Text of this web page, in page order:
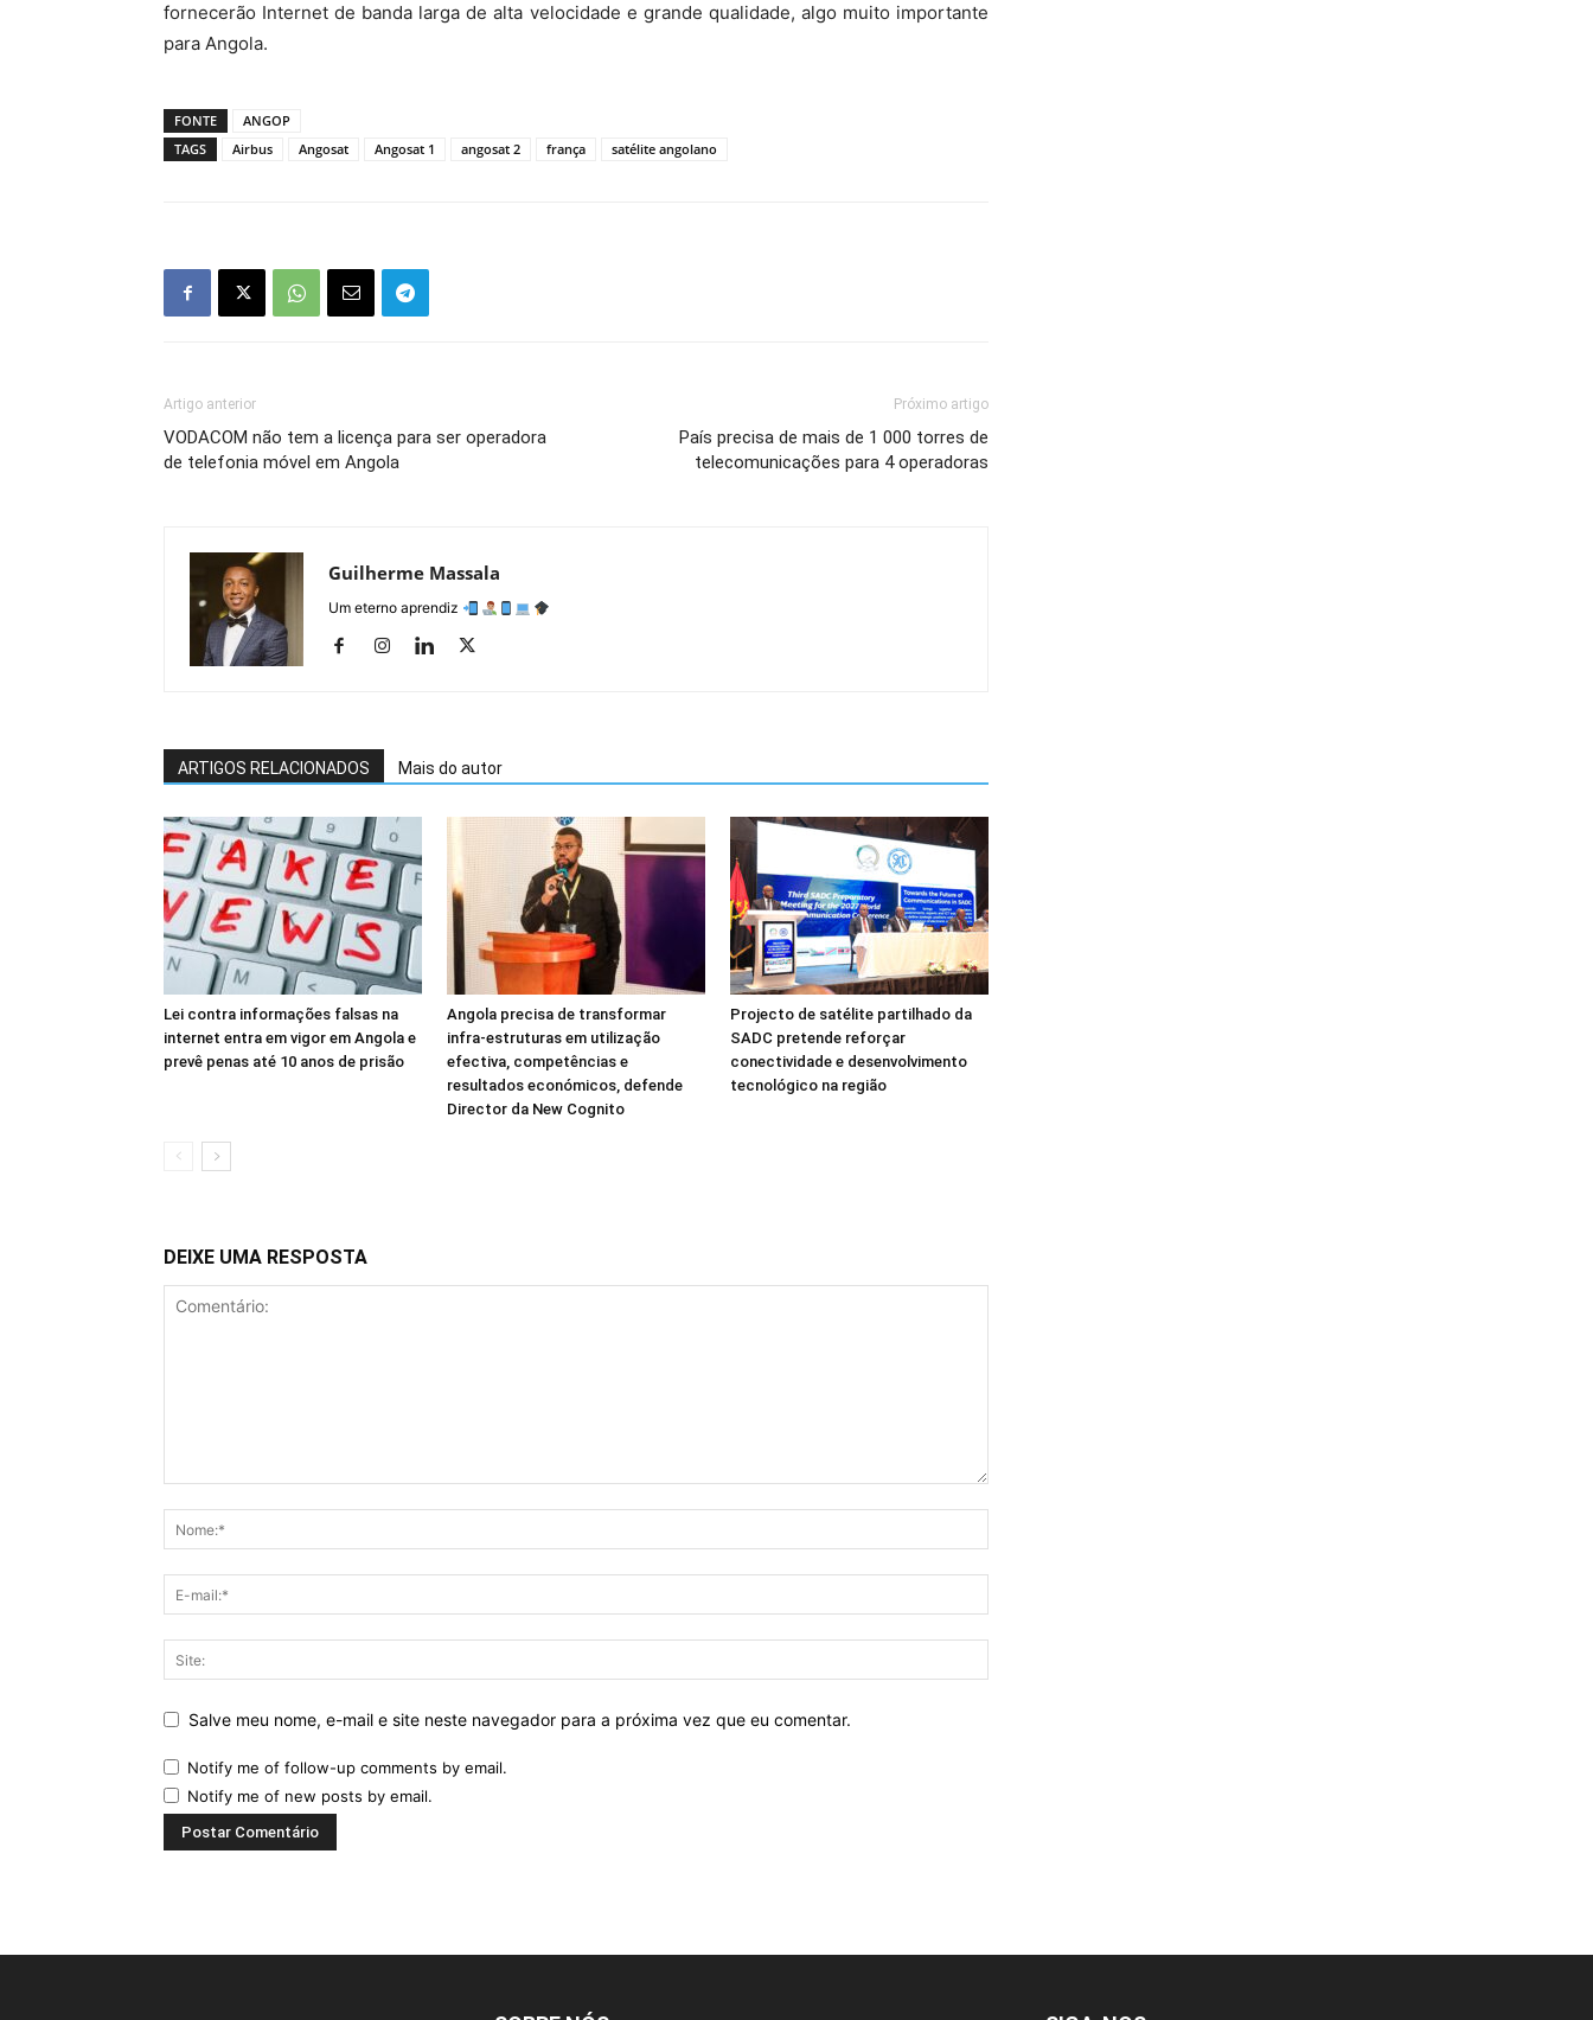
fornecerão Internet de banda larga de alta velocidade e grande qualidade, algo muito importante
para Angola.
FONTE
ANGOP
TAGS
Airbus Angosat Angosat 1 angosat 2 frança satélite angolano
Artigo anterior
VODACOM não tem a licença para ser operadora
de telefonia móvel em Angola
Próximo artigo
País precisa de mais de 1 000 torres de
telecomunicações para 4 operadoras
Guilherme Massala
Um eterno aprendiz
ARTIGOS RELACIONADOS Mais do autor
Lei contra informações falsas na
internet entra em vigor em Angola e
prevê penas até 10 anos de prisão
Angola precisa de transformar
infra-estruturas em utilização
efectiva, competências e
resultados económicos, defende
Director da New Cognito
Projecto de satélite partilhado da
SADC pretende reforçar
conectividade e desenvolvimento
tecnológico na região
DEIXE UMA RESPOSTA
Salve meu nome, e-mail e site neste navegador para a próxima vez que eu comentar.
Notify me of follow-up comments by email.
Notify me of new posts by email.